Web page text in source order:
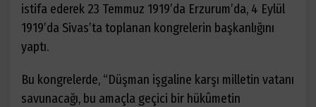
istifa ederek 23 Temmuz 1919’da Erzurum’da, 4 Eylül
1919’da Sivas’ta toplanan kongrelerin başkanlığını
yaptı.
Bu kongrelerde, “Düşman işgaline karşı milletin vatanı
savunacağı, bu amaçla geçici bir hükûmetin